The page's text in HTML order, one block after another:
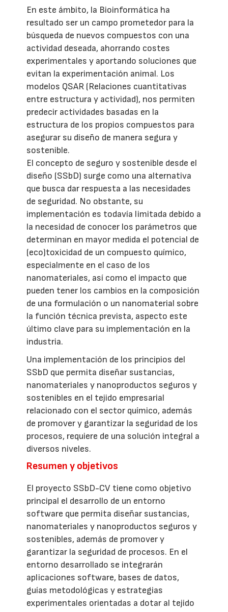
En este ámbito, la Bioinformática ha
resultado ser un campo prometedor para la
búsqueda de nuevos compuestos con una
actividad deseada, ahorrando costes
experimentales y aportando soluciones que
evitan la experimentación animal. Los
modelos QSAR (Relaciones cuantitativas
entre estructura y actividad), nos permiten
predecir actividades basadas en la
estructura de los propios compuestos para
asegurar su diseño de manera segura y
sostenible.
El concepto de seguro y sostenible desde el
diseño (SSbD) surge como una alternativa
que busca dar respuesta a las necesidades
de seguridad. No obstante, su
implementación es todavía limitada debido a
la necesidad de conocer los parámetros que
determinan en mayor medida el potencial de
(eco)toxicidad de un compuesto químico,
especialmente en el caso de los
nanomateriales, así como el impacto que
pueden tener los cambios en la composición
de una formulación o un nanomaterial sobre
la función técnica prevista, aspecto este
último clave para su implementación en la
industria.
Una implementación de los principios del
SSbD que permita diseñar sustancias,
nanomateriales y nanoproductos seguros y
sostenibles en el tejido empresarial
relacionado con el sector químico, además
de promover y garantizar la seguridad de los
procesos, requiere de una solución integral a
diversos niveles.
Resumen y objetivos
El proyecto SSbD-CV tiene como objetivo
principal el desarrollo de un entorno
software que permita diseñar sustancias,
nanomateriales y nanoproductos seguros y
sostenibles, además de promover y
garantizar la seguridad de procesos. En el
entorno desarrollado se integrarán
aplicaciones software, bases de datos,
guías metodológicas y estrategias
experimentales orientadas a dotar al tejido